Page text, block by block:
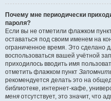
Почему мне периодически
пароля?
Если вы не отметили флажком
оставаться под своим именем на
ограниченное время. Это сделано
воспользоваться вашей учётной
приходилось вводить имя
отметить флажком пункт
рекомендуется делать это на
библиотеке, интернет-кафе,
меня отсутствует, это значит, что